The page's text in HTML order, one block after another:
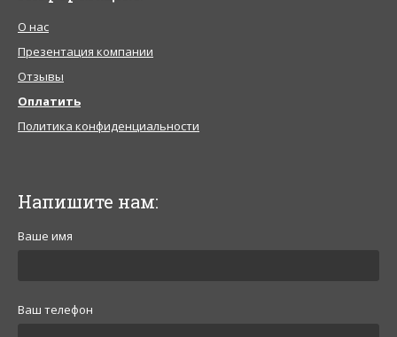
О нас
Презентация компании
Отзывы
Оплатить
Политика конфиденциальности
Напишите нам:
Ваше имя
Ваш телефон